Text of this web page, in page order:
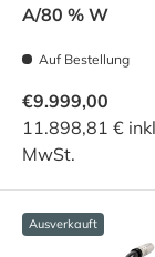
A/80 % W
Auf Bestellung
€9.999,00
11.898,81 €
MwSt.
Ausverkauft